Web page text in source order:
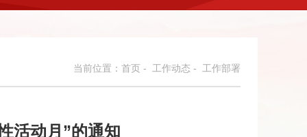
当前位置： 首页 - 工作动态 - 工作部署
活动月”的通知